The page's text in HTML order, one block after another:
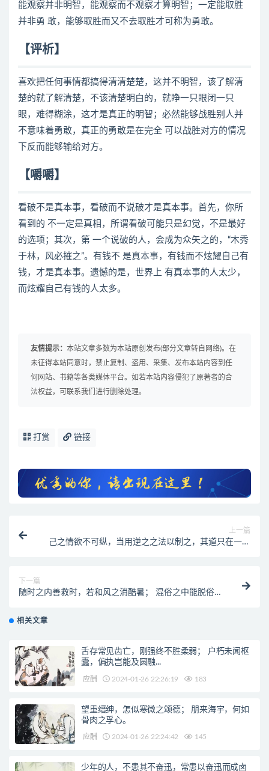
能观察并非明智，能观察而不观察才算明智；一定能取胜
并非勇 敢，能够取胜而又不去取胜才可称为勇敢。
【评析】
喜欢把任何事情都搞得清清楚楚，这并不明智，该了解清
楚的就了解清楚，不该清楚明白的，就睁一只眼闭一只
眼，难得糊涂，这才是真正的明智；必然能够战胜别人并
不意味着勇敢，真正的勇敢是在完全 可以战胜对方的情况
下反而能够输给对方。
【嚼嚼】
看破不是真本事，看破而不说破才是真本事。首先，你所
看到的 不一定是真相，所谓看破可能只是幻觉，不是最好
的选项；其次，第 一个说破的人，会成为众矢之的，“木秀
于林，风必摧之”。有钱不 是真本事，有钱而不炫耀自己有
钱，才是真本事。遗憾的是，世界上 有真本事的人太少，
而炫耀自己有钱的人太多。
友情提示： 本站文章多数为本站原创发布(部分文章转自网络)。在
未征得本站同意时，禁止复制、盗用、采集、发布本站内容到任
何网站、书籍等各类媒体平台。如若本站内容侵犯了原著者的合
法权益，可联系我们进行删除处理。
打赏 链接
上一篇
己之情欲不可纵，当用逆之之法以制之，其道只在一忍
下一篇
随时之内善救时，若和风之消酷暑； 混俗之中能脱俗，
相关文章
舌存常见齿亡，刚强终不胜柔弱； 户朽未闻枢
蠹，偏执岂能及圆融...
应酬 2024-01-26 22:26:19 183
望重缙绅，怎似寒微之颂德； 朋来海宇，何如
骨肉之孚心。
应酬 2024-01-26 22:24:42 145
少年的人，不患其不奋迅，常患以奋迅而成卤